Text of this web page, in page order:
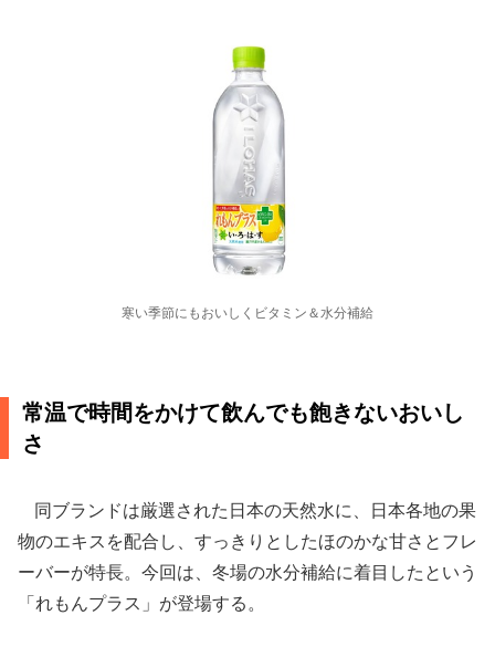
寒い季節にもおいしくビタミン＆水分補給
常温で時間をかけて飲んでも飽きないおいし
さ
同ブランドは厳選された日本の天然水に、日本各地の果
物のエキスを配合し、すっきりとしたほのかな甘さとフレ
ーバーが特長。今回は、冬場の水分補給に着目したという
「れもんプラス」が登場する。